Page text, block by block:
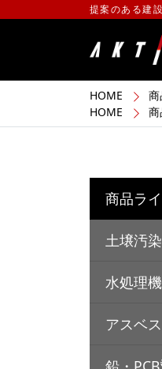
提案のある建
HOME
HOME
商品ラ
土壌汚
水処理
アスベ